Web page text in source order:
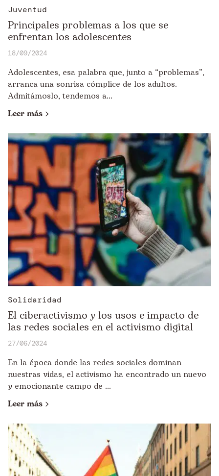
Juventud
Principales problemas a los que se
enfrentan los adolescentes
18/09/2024
Adolescentes, esa palabra que, junto a “problemas”,
arranca una sonrisa cómplice de los adultos.
Admitámoslo, tendemos a...
Leer más
Solidaridad
El ciberactivismo y los usos e impacto de
las redes sociales en el activismo digital
27/06/2024
En la época donde las redes sociales dominan
nuestras vidas, el activismo ha encontrado un nuevo
y emocionante campo de ...
Leer más